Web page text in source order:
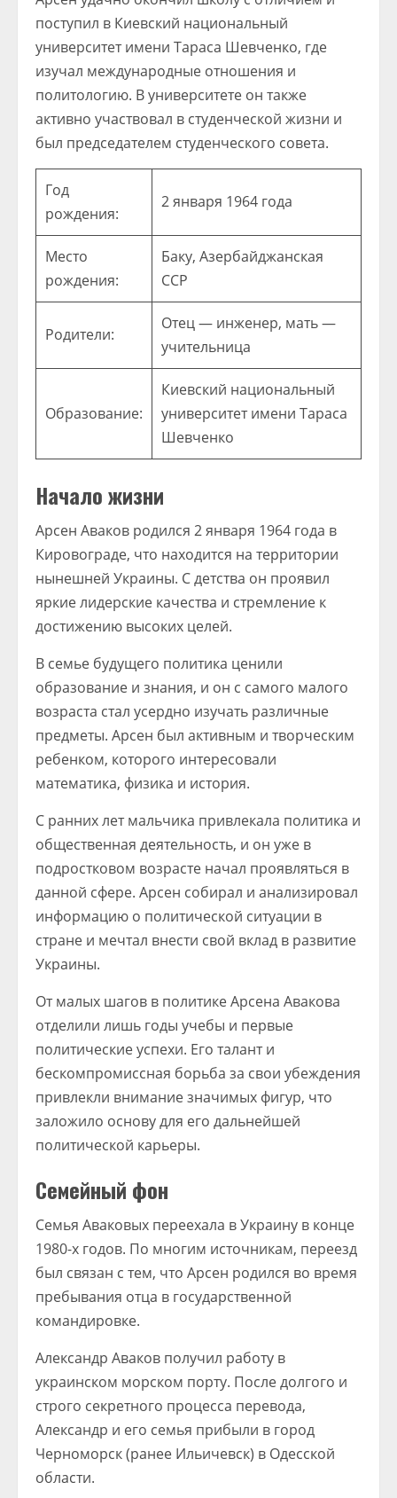
поступил в Киевский национальный
университет имени Тараса Шевченко, где
изучал международные отношения и
политологию. В университете он также
активно участвовал в студенческой жизни и
был председателем студенческого совета.
Год
рождения:
2 января 1964 года
Место
рождения:
Баку, Азербайджанская
ССР
Родители:
Отец — инженер, мать —
учительница
Образование:
Киевский национальный
университет имени Тараса
Шевченко
Начало жизни
Арсен Аваков родился 2 января 1964 года в
Кировограде, что находится на территории
нынешней Украины. С детства он проявил
яркие лидерские качества и стремление к
достижению высоких целей.
В семье будущего политика ценили
образование и знания, и он с самого малого
возраста стал усердно изучать различные
предметы. Арсен был активным и творческим
ребенком, которого интересовали
математика, физика и история.
С ранних лет мальчика привлекала политика и
общественная деятельность, и он уже в
подростковом возрасте начал проявляться в
данной сфере. Арсен собирал и анализировал
информацию о политической ситуации в
стране и мечтал внести свой вклад в развитие
Украины.
От малых шагов в политике Арсена Авакова
отделили лишь годы учебы и первые
политические успехи. Его талант и
бескомпромиссная борьба за свои убеждения
привлекли внимание значимых фигур, что
заложило основу для его дальнейшей
политической карьеры.
Семейный фон
Семья Аваковых переехала в Украину в конце
1980-х годов. По многим источникам, переезд
был связан с тем, что Арсен родился во время
пребывания отца в государственной
командировке.
Александр Аваков получил работу в
украинском морском порту. После долгого и
строго секретного процесса перевода,
Александр и его семья прибыли в город
Черноморск (ранее Ильичевск) в Одесской
области.